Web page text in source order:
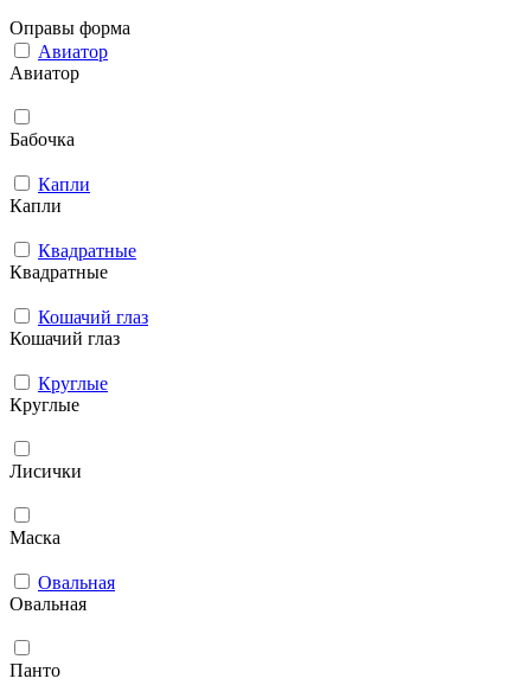
Оправы форма
Авиатор
Авиатор
Бабочка
Капли
Капли
Квадратные
Квадратные
Кошачий глаз
Кошачий глаз
Круглые
Круглые
Лисички
Маска
Овальная
Овальная
Панто